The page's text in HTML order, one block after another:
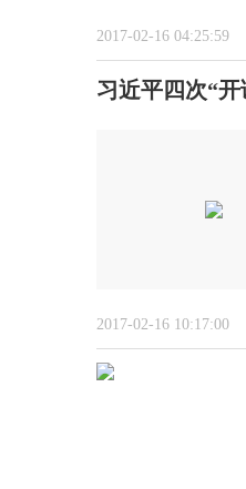
2017-02-16 04:25:59
习近平四次“
2017-02-16 10:17:00